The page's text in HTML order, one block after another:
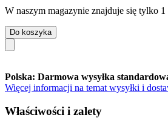
W naszym magazynie znajduje się tylko
Do koszyka
Polska: Darmowa wysyłka
Więcej informacji na temat wysyłki i
Właściwości i zalety